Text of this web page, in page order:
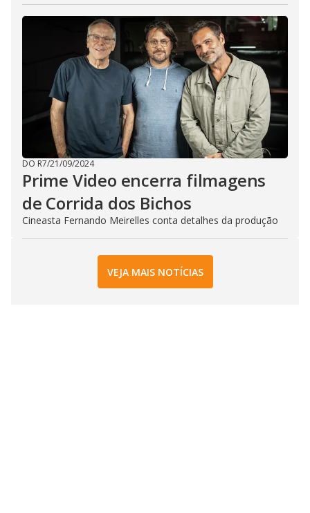
DO R7/21/09/2024
Prime Video encerra filmagens
de Corrida dos Bichos
Cineasta Fernando Meirelles conta detalhes da produção
VEJA MAIS NOTÍCIAS